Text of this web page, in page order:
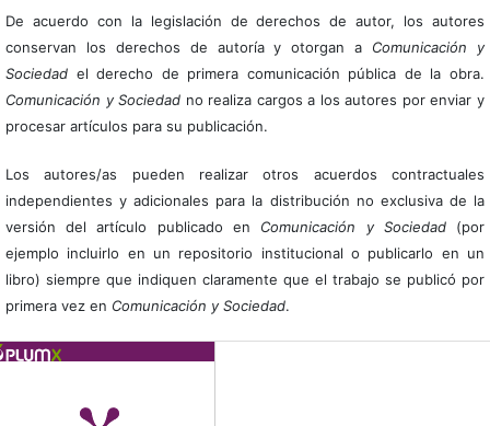
De acuerdo con la legislación de derechos de autor, los autores
conservan los derechos de autoría y otorgan a Comunicación y
Sociedadel derecho de primera comunicación pública de la obra.
Comunicación y Sociedad no realiza cargos a los autores por enviar y
procesar artículos para su publicación.
Los autores/as pueden realizar otros acuerdos contractuales
independientes y adicionales para la distribución no exclusiva de la
versión del artículo publicado en Comunicación y Sociedad(por
ejemplo incluirlo en un repositorio institucional o publicarlo en un
libro) siempre que indiquen claramente que el trabajo se publicó por
primera vez en Comunicación y Sociedad.